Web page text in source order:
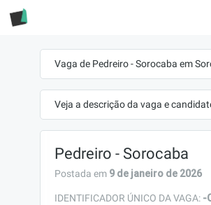
Vaga de Pedreiro - Sorocaba em
Veja a descrição da vaga e
Pedreiro - Sorocaba
Postada em 9 de janeiro de 2026
IDENTIFICADOR ÚNICO DA VAGA: -